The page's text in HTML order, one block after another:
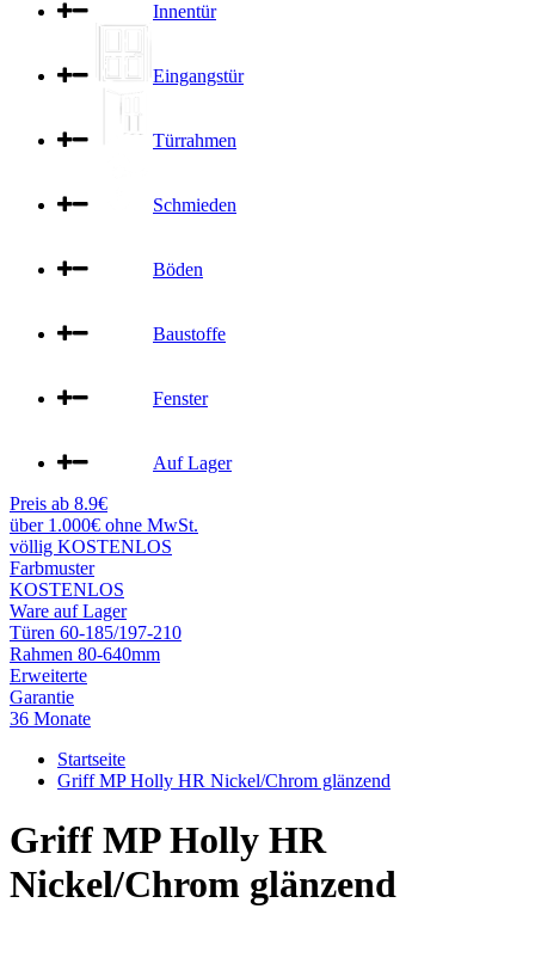
Innentür
Eingangstür
Türrahmen
Schmieden
Böden
Baustoffe
Fenster
Auf Lager
Preis ab 8.9€
über 1.000€ ohne MwSt.
völlig KOSTENLOS
Farbmuster
KOSTENLOS
Ware auf Lager
Türen 60-185/197-210
Rahmen 80-640mm
Erweiterte
Garantie
36 Monate
Startseite
Griff MP Holly HR Nickel/Chrom glänzend
Griff MP Holly HR
Nickel/Chrom glänzend